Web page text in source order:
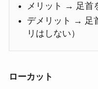
メリット → 足首
デメリット → 足
リはしない）
ローカット